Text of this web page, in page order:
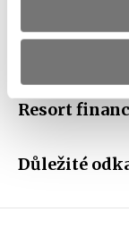
Weby
Resort
Důležité